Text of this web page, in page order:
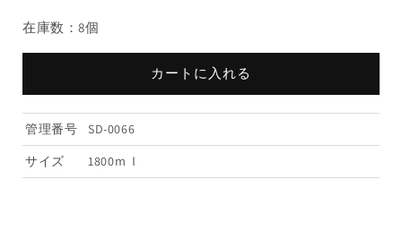
510（ゴ
ト
火
入
れ
1800ml（1
本）
ト
ー）
火
入
れ
1800ml（1
本）
在庫数：8個
カートに入れる
管理番号
SD-0066
サイズ
1800ｍｌ